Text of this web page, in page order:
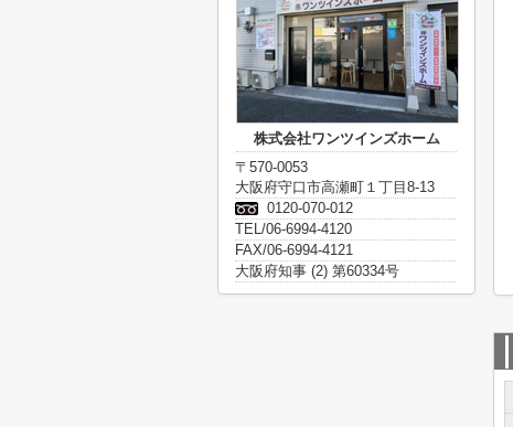
株式会社ワンツインズホーム
〒570-0053
大阪府守口市高瀬町１丁目8-13
0120-070-012
TEL/06-6994-4120
FAX/06-6994-4121
大阪府知事 (2) 第60334号